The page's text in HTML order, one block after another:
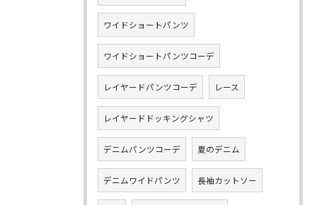
ワイドショートパンツ
ワイドショートパンツコーデ
レイヤードパンツコーデ レース
レイヤードドッキングシャツ
デニムパンツコーデ 夏のデニム
デニムワイドパンツ 長袖カットソー